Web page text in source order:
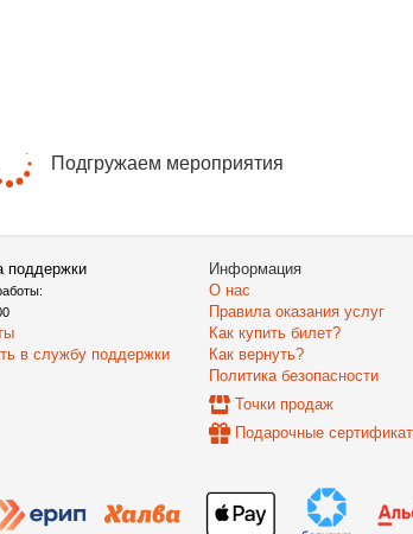
Подгружаем мероприятия
поддержки
в службу поддержки
Информация
О нас
Правила оказания услуг
Как купить билет?
Как вернуть?
Политика безопасности
Точки продаж
Подарочные